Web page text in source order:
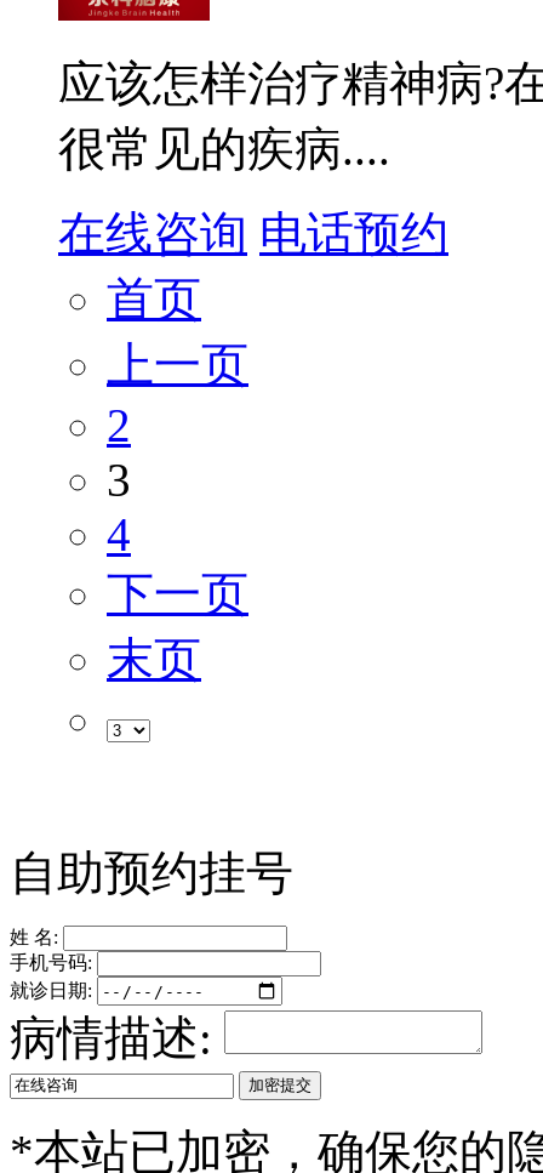
应该怎样治疗精神病?
很常见的疾病....
在线咨询 电话预约
首页
上一页
2
3
4
下一页
末页
自助预约挂号
姓 名:
手机号码:
就诊日期:
病情描述:
*本站已加密，确保您的